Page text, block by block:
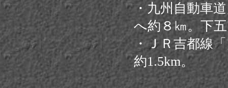
・九州自動車
へ約８㎞。下
・ＪＲ吉都線
約1.5km。